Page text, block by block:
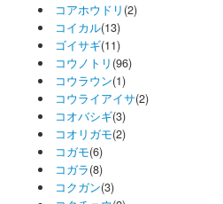
コアホウドリ (2)
コイカル(13)
ゴイサギ(11)
コウノトリ (96)
コウラウン(1)
コウライアイサ(2)
コオバシギ(3)
コオリガモ(2)
コガモ(6)
コガラ(8)
コクガン(3)